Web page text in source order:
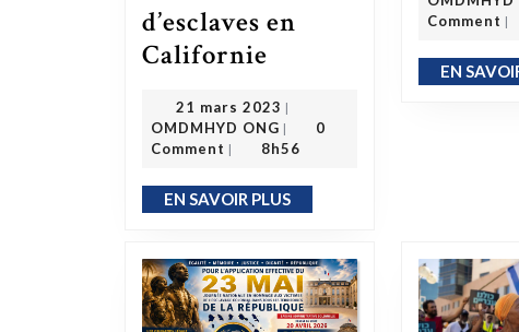
d’esclaves en
Californie
21 mars 2023 21 mars 2023
|
OMDMHYD ONG
OMDMHYD ONG
|
0
Comment | 8h56
EN SAVOIR PLUSEN SAVOIR PLUS
Comment |
EN